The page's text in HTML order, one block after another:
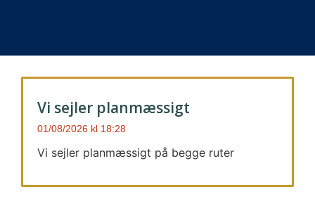
Vi sejler planmæssigt
01/08/2026 18:28
Vi sejler planmæssigt på begge ruter